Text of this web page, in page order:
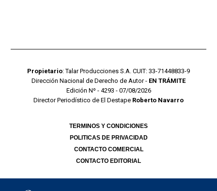
Propietario: Talar Producciones S.A. CUIT: 33-71448833-9
Dirección Nacional de Derecho de Autor - EN TRÁMITE
Edición Nº - 4293 - 07/08/2026
Director Periodístico de El Destape Roberto Navarro
TERMINOS Y CONDICIONES
POLITICAS DE PRIVACIDAD
CONTACTO COMERCIAL
CONTACTO EDITORIAL